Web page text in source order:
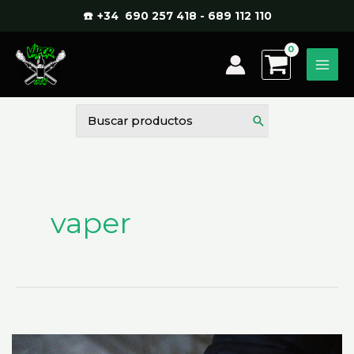
contenido
☎️ +34 690 257 418 - 689 112 110
por:
vaper
Vapeo